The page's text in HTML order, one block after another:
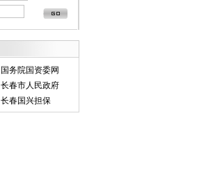
国务院国资委网
长春市人民政府
长春国兴担保